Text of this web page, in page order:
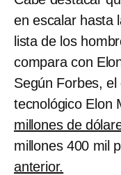
en escalar hasta
lista de los
compara con
Según Forbes,
tecnológico Elon
millones de
millones 400 mil
anterior.